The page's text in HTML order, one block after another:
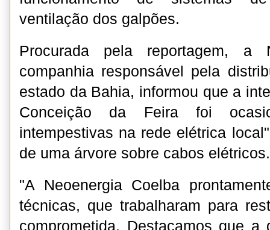
ventilação dos galpões.
Procurada pela reportagem, a
companhia responsável pela
estado da Bahia, informou que a
Conceição da Feira foi
intempestivas na rede elétrica
de uma árvore sobre cabos elétricos.
"A Neoenergia Coelba
técnicas, que trabalharam para
comprometida. Destacamos que a